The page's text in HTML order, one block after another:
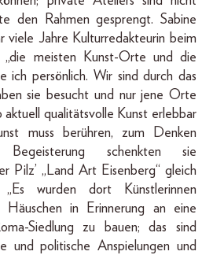
den Rahmen gesprengt. Sabine
viele Jahre Kulturredakteurin beim
„die meisten Kunst-Orte und die
ich persönlich. Wir sind durch das
sie besucht und nur jene Orte
aktuell qualitätsvolle Kunst erlebbar
muss berühren, zum Denken
schenkten sie
Pilz’ „Land Art Eisenberg“ gleich
wurden dort Künstlerinnen
Häuschen in Erinnerung an eine
Siedlung zu bauen; das sind
und politische Anspielungen und